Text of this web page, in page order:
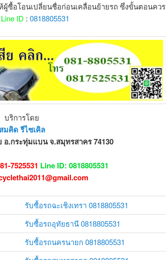
ผู้ซื้อโอนเปลี่ยนชื่อก่อนเคลื่อนย้ายรถ ซึ่งขั้นตอนควร
Line ID : 0818805531
บริการโดย
สมคิด รีไซเคิล
อ.กระทุ่มแบน จ.สมุทรสาคร 74130
7525531 Line ID: 0818805531
รับซื้อรถฉะเชิงเทรา 0818805531
รับซื้อรถอุทัยธานี 0818805531
รับซื้อรถนครนายก 0818805531